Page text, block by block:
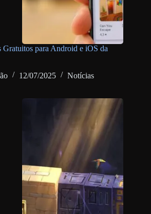
para Android e iOS da
12/07/2025 Notícias